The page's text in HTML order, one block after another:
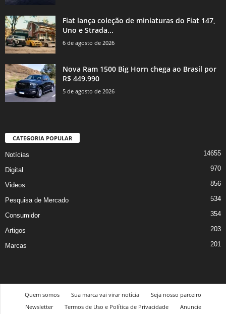
Fiat lança coleção de miniaturas do Fiat 147,
Uno e Strada...
6 de agosto de 2026
Nova Ram 1500 Big Horn chega ao Brasil por
R$ 449.990
5 de agosto de 2026
CATEGORIA POPULAR
Notícias 14655
Digital 970
Videos 856
Pesquisa de Mercado 534
Consumidor 354
Artigos 203
Marcas 201
Quem somos Sua marca vai virar notícia
Seja nosso parceiro
Newsletter
Termos de Uso e Política de Privacidade Anuncie